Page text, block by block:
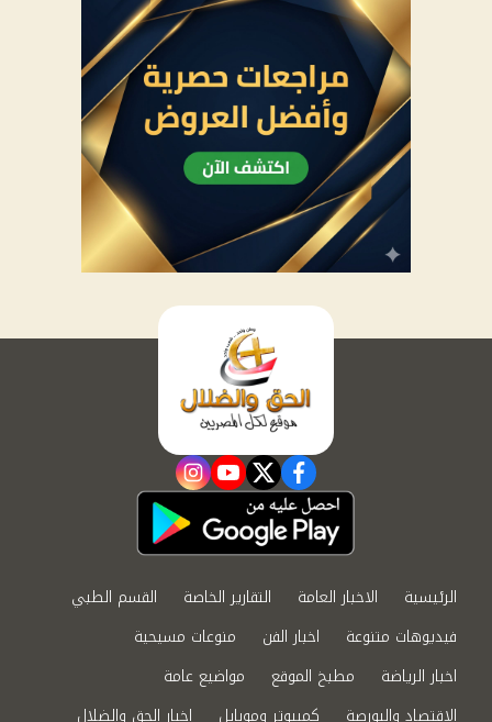
facebook
twitter
youtube
instagram
الرئيسية الاخبار العامة التقارير الخاصة
القسم الطبي
فيديوهات متنوعة
اخبار الفن
منوعات مسيحية
اخبار الرياضة
مطبخ الموقع
مواضيع عامة
الاقتصاد والبورصة
كمبيوتر وموبايل اخبار الحق والضلال